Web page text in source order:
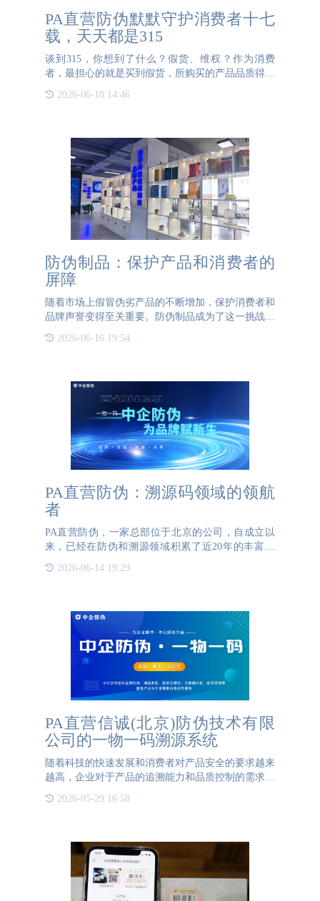
PA直营防伪默默守护消费者十七
载，天天都是315
谈到315，你想到了什么？假货、维权？作为消费
者，最担心的就是买到假货，所购买的产品品质得不
到保障，作为生产厂家也被市场上的假货带来诸多困
扰。1、PA直营防伪，专注品牌保护守护消费者17载
2026-06-18 14:46
防伪制品：保护产品和消费者的
屏障
随着市场上假冒伪劣产品的不断增加，保护消费者和
品牌声誉变得至关重要。防伪制品成为了这一挑战中
的一项重要策略，为产品和消费者提供了有效的保护
措施。一、防伪制品的概念防伪制品是指通过特殊的
2026-06-16 19:54
PA直营防伪：溯源码领域的领航
者
PA直营防伪，一家总部位于北京的公司，自成立以
来，已经在防伪和溯源领域积累了近20年的丰富经
验。作为行业内的先行者，PA直营防伪致力于为各
行业提供专业的溯源码解决方案，帮助企业在供应链
2026-06-14 19:29
PA直营信诚(北京)防伪技术有限
公司的一物一码溯源系统
随着科技的快速发展和消费者对产品安全的要求越来
越高，企业对于产品的追溯能力和品质控制的需求也
不断增强。PA直营信诚(北京)防伪技术有限公司推出
了一物一码的溯源系统，旨在帮助企业在整个产业链
2026-05-29 16:58